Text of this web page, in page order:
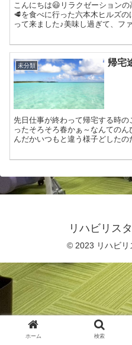
こんにちは😃リラクゼーション
🥩を食べに行った六本木ヒルズ
って来ました♪美味し過ぎて、フ
から〜🎵そして、ファイヤ
未分類 帰宅
先日仕事が終わって帰宅する時
ったそろそろ春かぁ～なんての
んだかいつもと違う様子どした
ら、通行止め、交通渋滞になっ
リハビリス
© 2023 リハビリ
ホーム 検索